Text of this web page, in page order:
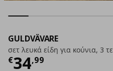
GULDVÄVARE
σετ λευκά είδη για κούνια, 3
€34,99
Τρέχουσα